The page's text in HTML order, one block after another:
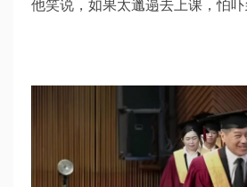
他笑说，如果太邋遢去上课，怕吓